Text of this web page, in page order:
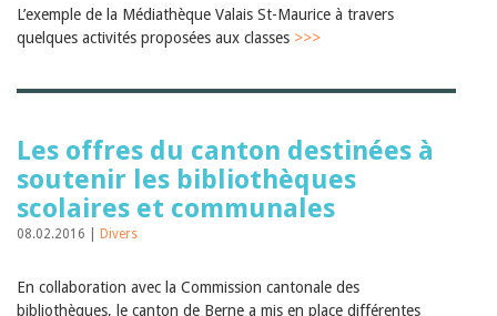
L’exemple de la Médiathèque Valais St-Maurice à travers
quelques activités proposées aux classes >>>
Les offres du canton destinées à
soutenir les bibliothèques
scolaires et communales
08.02.2016 | Divers
En collaboration avec la Commission cantonale des
bibliothèques, le canton de Berne a mis en place différentes